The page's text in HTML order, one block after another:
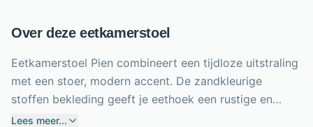
Over deze eetkamerstoel
Eetkamerstoel Pien combineert een tijdloze uitstraling
met een stoer, modern accent. De zandkleurige
stoffen bekleding geeft je eethoek een rustige en
warme sfeer, terwijl de verticale stiksels in de
Lees meer...